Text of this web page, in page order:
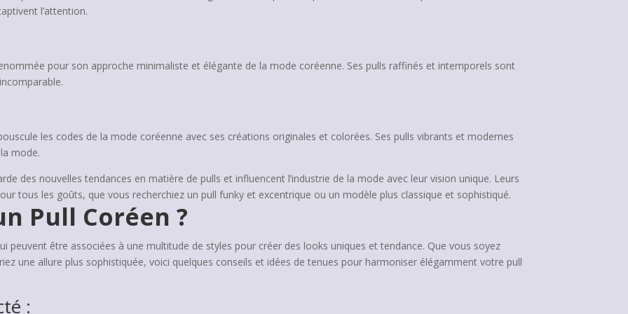
l’attention.
pour son approche minimaliste et élégante de la mode coréenne. Ses pulls raffinés et intemporels sont
les codes de la mode coréenne avec ses créations originales et colorées. Ses pulls vibrants et modernes
mode.
des nouvelles tendances en matière de pulls et influencent l’industrie de la mode avec leur vision unique. Leurs
tous les goûts, que vous recherchiez un pull funky et excentrique ou un modèle plus classique et sophistiqué.
Pull Coréen ?
peuvent être associées à une multitude de styles pour créer des looks uniques et tendance. Que vous soyez
une allure plus sophistiquée, voici quelques conseils et idées de tenues pour harmoniser élégamment votre pull
: